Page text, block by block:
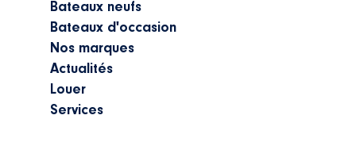
Bateaux neufs
Bateaux d'occasion
Nos marques
Actualités
Louer
Services